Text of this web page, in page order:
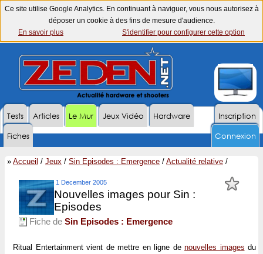
Ce site utilise Google Analytics. En continuant à naviguer, vous nous autorisez à
déposer un cookie à des fins de mesure d'audience.
En savoir plus
S'identifier pour configurer cette option
Inscription
Tests Articles Le Mur Jeux Vidéo
Hardware
Fiches
Connexion
» Accueil / Jeux / Sin Episodes : Emergence / Actualité relative /
1 December 2005
Nouvelles images pour Sin :
Episodes
Fiche de Sin Episodes : Emergence
Ritual Entertainment vient de mettre en ligne de nouvelles images du